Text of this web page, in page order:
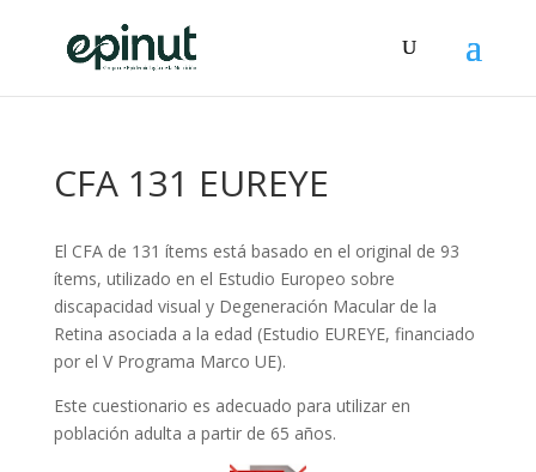
CFA 131 EUREYE
El CFA de 131 ítems está basado en el original de 93
ítems, utilizado en el Estudio Europeo sobre
discapacidad visual y Degeneración Macular de la
Retina asociada a la edad (Estudio EUREYE, financiado
por el V Programa Marco UE).
Este cuestionario es adecuado para utilizar en
población adulta a partir de 65 años.